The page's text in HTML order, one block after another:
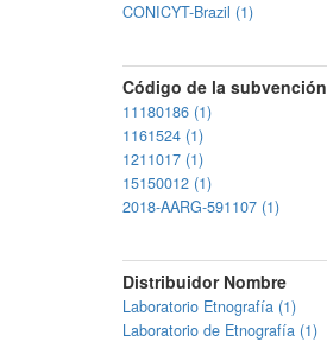
CONICYT-Brazil (1)
Código de la subvención
11180186 (1)
1161524 (1)
1211017 (1)
15150012 (1)
2018-AARG-591107 (1)
Distribuidor Nombre
Laboratorio Etnografía (1)
Laboratorio de Etnografía (1)